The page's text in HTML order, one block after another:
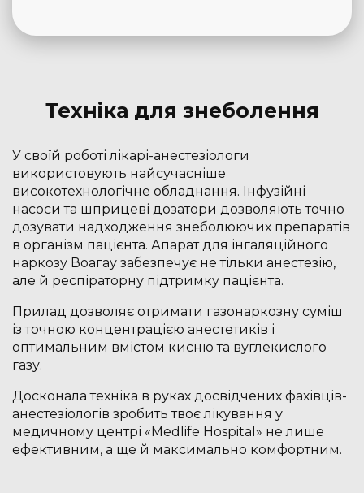
Техніка для знеболення
У своїй роботі лікарі-анестезіологи
використовують найсучасніше
високотехнологічне обладнання. Інфузійні
насоси та шприцеві дозатори дозволяють точно
дозувати надходження знеболюючих препаратів
в організм пацієнта. Апарат для інгаляційного
наркозу Воагау забезпечує не тільки анестезію,
але й респіраторну підтримку пацієнта.
Прилад дозволяє отримати газонаркозну суміш
із точною концентрацією анестетиків і
оптимальним вмістом кисню та вуглекислого
газу.
Досконала техніка в руках досвідчених фахівців-
анестезіологів зробить твоє лікування у
медичному центрі «Medlife Hospital» не лише
ефективним, а ще й максимально комфортним.